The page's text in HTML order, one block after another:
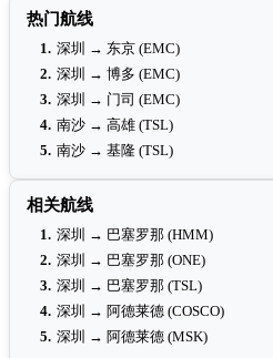
热门航线
1. 深圳 → 东京 (EMC)
2. 深圳 → 博多 (EMC)
3. 深圳 → 门司 (EMC)
4. 南沙 → 高雄 (TSL)
5. 南沙 → 基隆 (TSL)
相关航线
1. 深圳 → 巴塞罗那 (HMM)
2. 深圳 → 巴塞罗那 (ONE)
3. 深圳 → 巴塞罗那 (TSL)
4. 深圳 → 阿德莱德 (COSCO)
5. 深圳 → 阿德莱德 (MSK)